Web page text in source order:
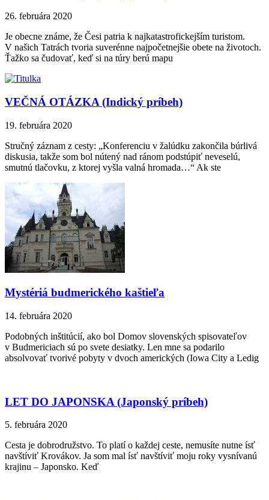
26. februára 2020
Je obecne známe, že Česi patria k najkatastrofickejším turistom.
V našich Tatrách tvoria suverénne najpočetnejšie obete na životoch.
Ťažko sa čudovať, keď si na túry berú mapu
VEČNÁ OTÁZKA (Indický príbeh)
19. februára 2020
Stručný záznam z cesty: „Konferenciu v žalúdku zakončila búrlivá
diskusia, takže som bol nútený nad ránom podstúpiť neveselú,
smutnú tlačovku, z ktorej vyšla valná hromada…“ Ak ste
Mystériá budmerického kaštieľa
14. februára 2020
Podobných inštitúcií, ako bol Domov slovenských spisovateľov
v Budmericiach sú po svete desiatky. Len mne sa podarilo
absolvovať tvorivé pobyty v dvoch amerických (Iowa City a Ledig
LET DO JAPONSKA (Japonský príbeh)
5. februára 2020
Cesta je dobrodružstvo. To platí o každej ceste, nemusíte nutne ísť
navštíviť Krovákov. Ja som mal ísť navštíviť moju roky vysnívanú
krajinu – Japonsko. Keď